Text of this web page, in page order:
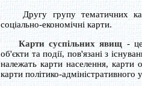
Другу групу тематичних
соціально-економічні карти.
Карти суспільних явищ -
об'єкти та події, пов'язані з
належать карти населення, карти
карти політико-адміністративного